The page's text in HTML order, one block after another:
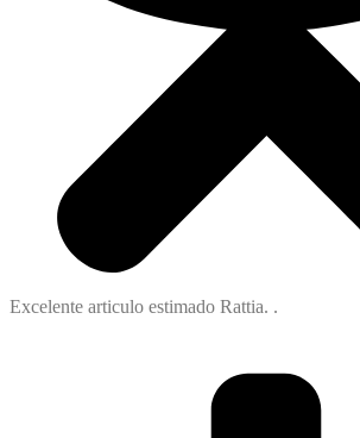
Excelente articulo estimado Rattia. .